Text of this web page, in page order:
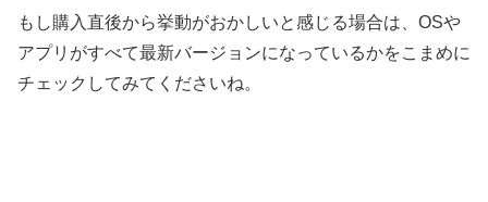
もし購入直後から挙動がおかしいと感じる場合は、OSや
アプリがすべて最新バージョンになっているかをこまめに
チェックしてみてくださいね。